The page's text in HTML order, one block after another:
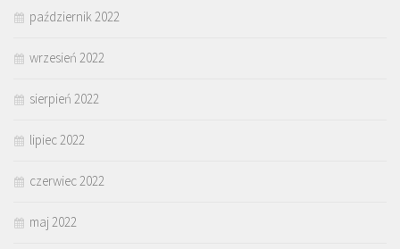
październik 2022
wrzesień 2022
sierpień 2022
lipiec 2022
czerwiec 2022
maj 2022